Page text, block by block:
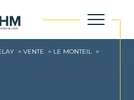
VENTE
LE MONTEIL